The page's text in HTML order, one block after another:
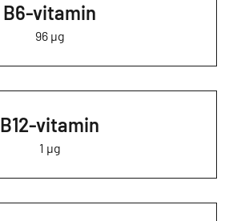
B6-vitamin
96 µg
B12-vitamin
1 µg